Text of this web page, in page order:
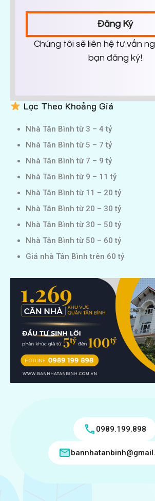
Đăng Ký
Chúng tôi sẽ liên hệ tư vấn
bạn đăng ký!
Lọc Theo Khoảng Giá
Nhà Tân Bình từ 3 – 4 tỷ
Nhà Tân Bình từ 5 – 7 tỷ
Nhà Tân Bình từ 7 – 9 tỷ
Nhà Tân Bình từ 9 – 11 tỷ
Nhà Tân Bình từ 11 – 20 tỷ
Nhà Tân Bình từ 20 – 30 tỷ
Nhà Tân Bình từ 30 – 50 tỷ
Nhà Tân Bình từ 50 – 60 tỷ
Giá nhà Tân Bình trên 60 tỷ
0989.199.898